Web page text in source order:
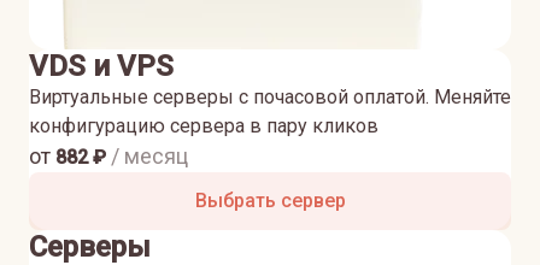
VDS и VPS
Виртуальные серверы с почасовой оплатой. Меняйте
конфигурацию сервера в пару кликов
от 882₽ / месяц
Выбрать сервер
Серверы